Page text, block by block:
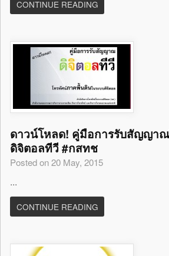
CONTINUE READING
ดาวน์โหลด! คู่มือการรับสัญญา
ดิจิตอลทีวี #กสทช
Posted on 20 May, 2015
...
CONTINUE READING